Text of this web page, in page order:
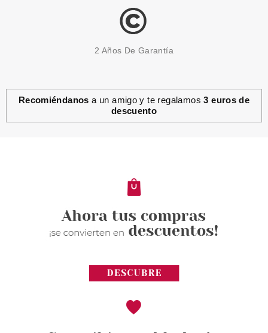
ESSENCE
3.50€
2 Años De Garantía
Recomiéndanos a un amigo y te regalamos3 euros de
descuento